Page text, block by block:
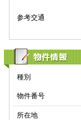
参考交通
物件情報
種別
物件番号
所在地